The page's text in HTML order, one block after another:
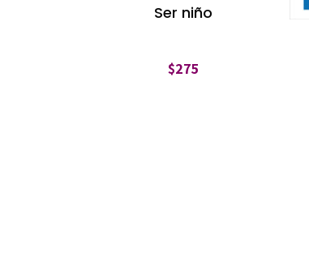
Ser niño
$275